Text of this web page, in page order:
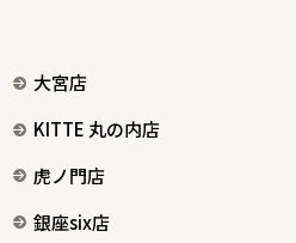
大宮店
KITTE 丸の内店
虎ノ門店
銀座six店